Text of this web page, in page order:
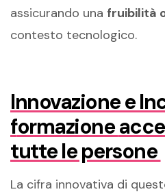
assicurando una fruibilità
contesto tecnologico.
Innovazione e
formazionea
tutte le persone
La cifra innovativa di